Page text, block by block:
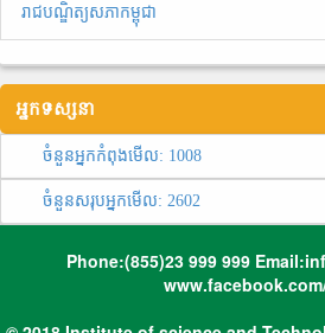
រាជបណ្ឌិត្យសភាកម្ពុជា
អ្នកទស្សនា
ចំនួនអ្នកកំពុងមើល: 1008
ចំនួនសរុបអ្នកមើល: 2602
Phone:(855)23 999 999